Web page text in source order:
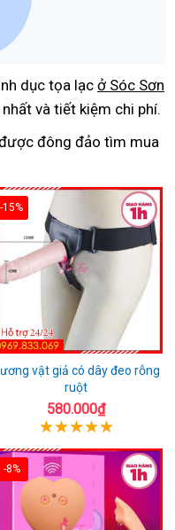
dục tọa lạc ở Sóc Sơn
và tiết kiệm chi phí.
đông đảo tìm mua
-15%
vật giả có dây đeo rỗng
ruột
580.000₫
-8%